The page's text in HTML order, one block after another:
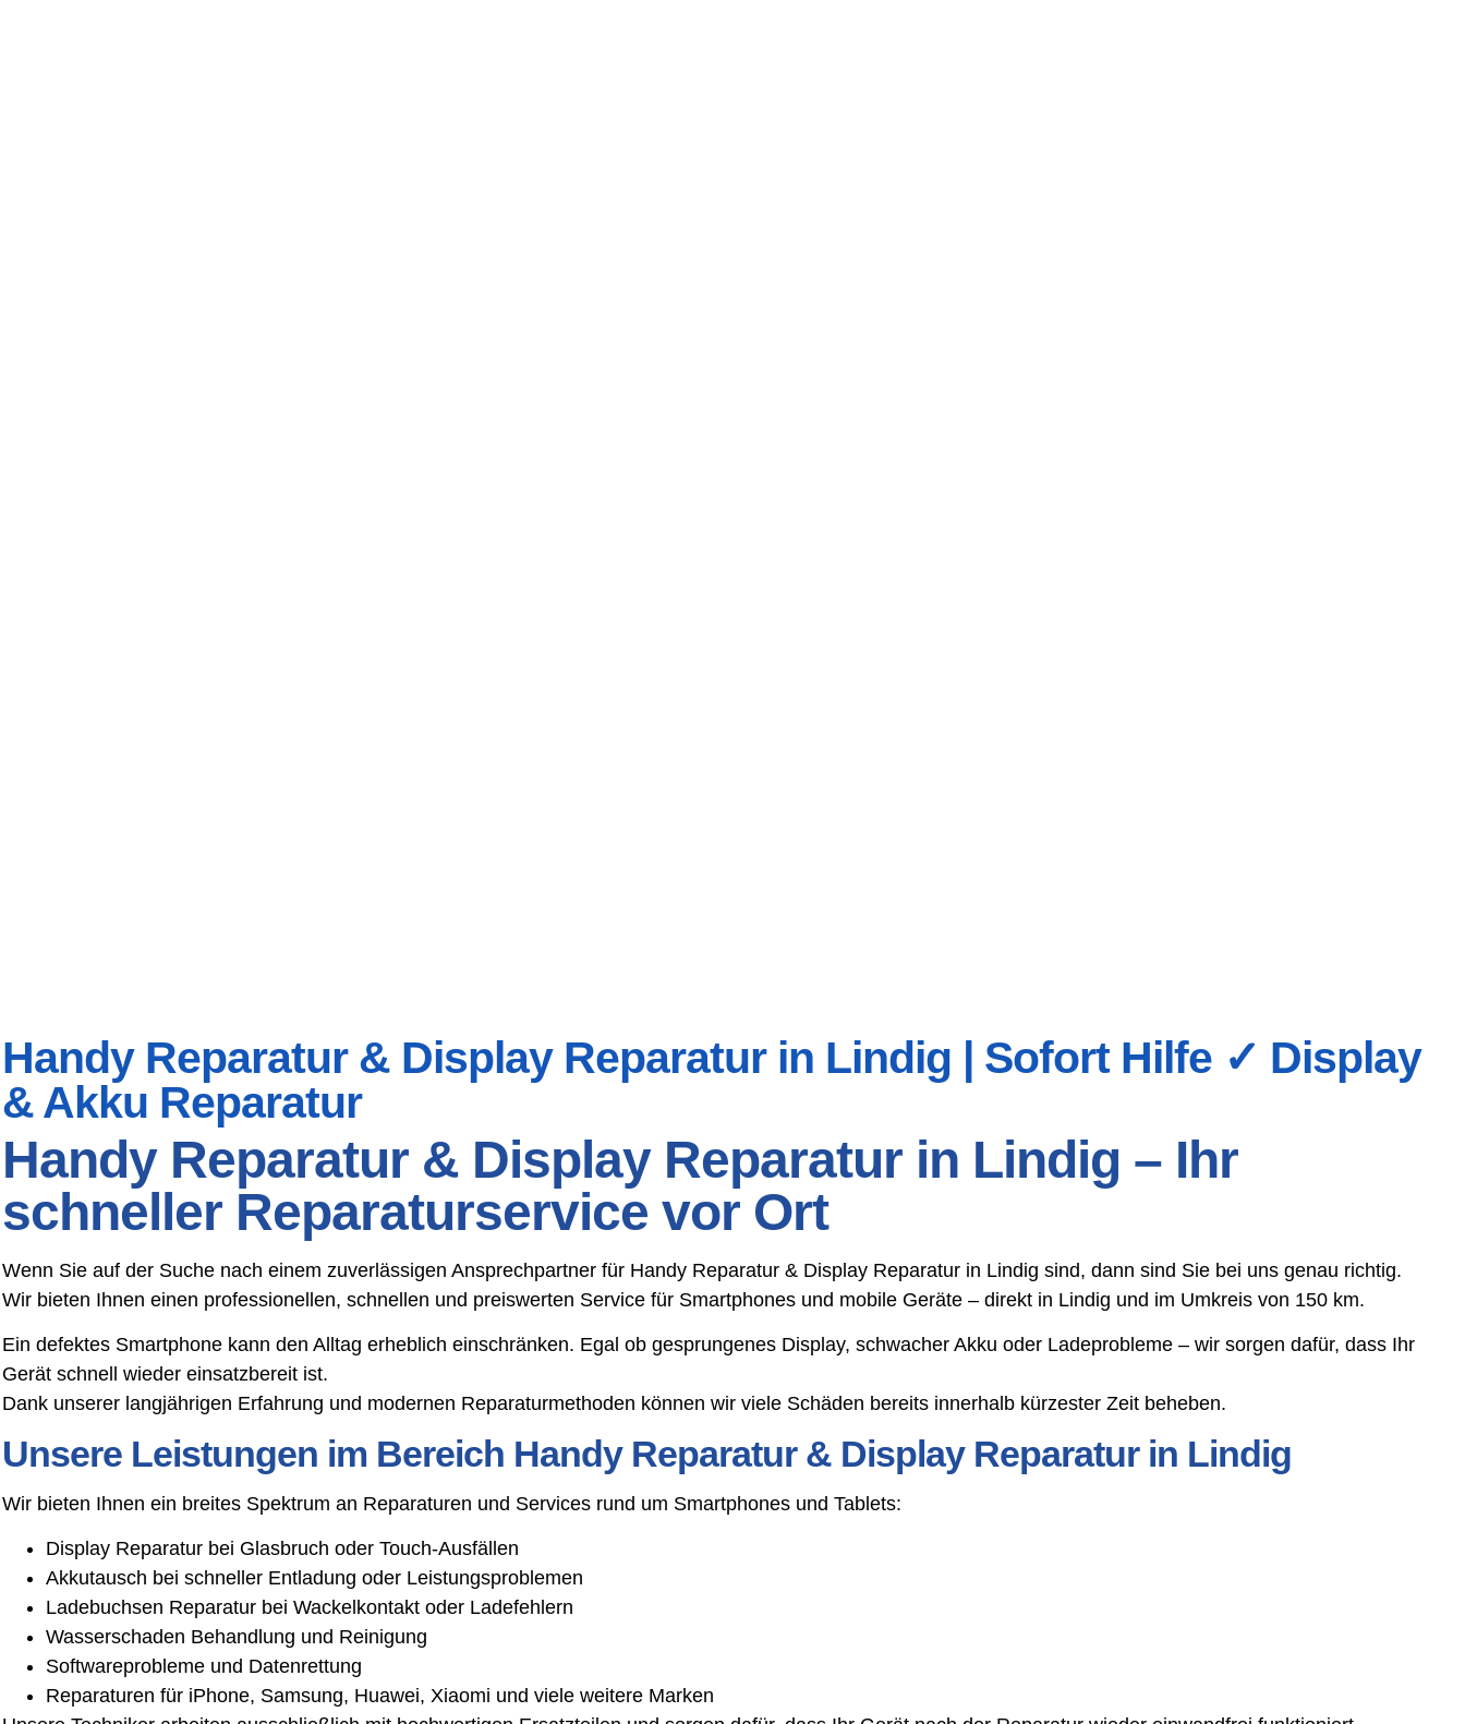
Handy Reparatur & Display Reparatur in Lindig | Sofort Hilfe ✓ Display
& Akku Reparatur
Handy Reparatur & Display Reparatur in Lindig – Ihr
schneller Reparaturservice vor Ort
Wenn Sie auf der Suche nach einem zuverlässigen Ansprechpartner für Handy Reparatur & Display Reparatur in Lindig sind, dann sind Sie bei uns genau richtig.
Wir bieten Ihnen einen professionellen, schnellen und preiswerten Service für Smartphones und mobile Geräte – direkt in Lindig und im Umkreis von 150 km.
Ein defektes Smartphone kann den Alltag erheblich einschränken. Egal ob gesprungenes Display, schwacher Akku oder Ladeprobleme – wir sorgen dafür, dass Ihr
Gerät schnell wieder einsatzbereit ist.
Dank unserer langjährigen Erfahrung und modernen Reparaturmethoden können wir viele Schäden bereits innerhalb kürzester Zeit beheben.
Unsere Leistungen im Bereich Handy Reparatur & Display Reparatur in Lindig
Wir bieten Ihnen ein breites Spektrum an Reparaturen und Services rund um Smartphones und Tablets:
Display Reparatur bei Glasbruch oder Touch-Ausfällen
Akkutausch bei schneller Entladung oder Leistungsproblemen
Ladebuchsen Reparatur bei Wackelkontakt oder Ladefehlern
Wasserschaden Behandlung und Reinigung
Softwareprobleme und Datenrettung
Reparaturen für iPhone, Samsung, Huawei, Xiaomi und viele weitere Marken